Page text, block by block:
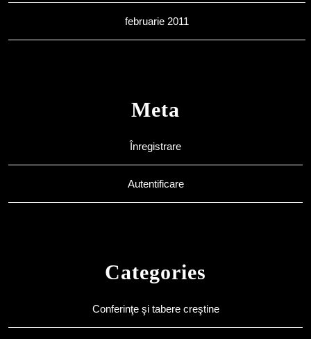
februarie 2011
Meta
Înregistrare
Autentificare
Categories
Conferinţe şi tabere creştine